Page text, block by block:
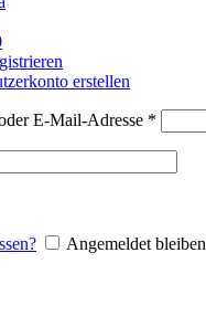
erstellen
E-Mail-Adresse *
Angemeldet bleiben